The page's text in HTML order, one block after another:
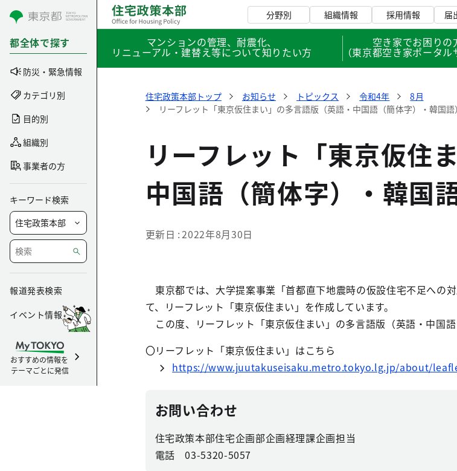
コンテンツにスキップ
都全体で探す
防災・緊急情報
カテゴリ別
目的別
組織別
事業者の方
キーワード検索
報道発表検索
イベント情報
おすすめの情報を
テーマごとに発信
分野別 組織情報 採用情報 届
マンションの管理、耐震化、
リニューアル・建替え等について知りたい方
空き家でお困りの
（東京都空き家ポータル
住宅政策本部トップ お知らせ トピックス 令和4年
8月
リーフレット「東京仮住まい」の多言語版（英語・中国語（簡体字）・韓国
リーフレット「東京仮住
中国語（簡体字）・韓国
更新日 2022年8月30日
東京都では、⼤学提案事業「⾸都直下地震時の仮設住宅不足への
て、リーフレット「東京仮住まい」を作成しています。
この度、リーフレット「東京仮住まい」の多言語版（英語・中国
〇リーフレット「東京仮住まい」はこちら
https://www.juutakuseisaku.metro.tokyo.lg.jp/about/
お問い合わせ
住宅政策本部住宅企画部企画経理課企画担当
電話 03-5320-5057